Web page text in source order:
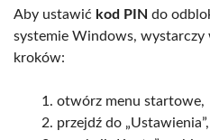
Aby ustawić kod PIN do
systemie Windows,
kroków:
otwórz menu startowe,
przejdź do „Ustawienia”,